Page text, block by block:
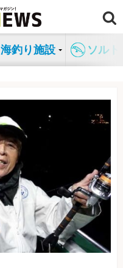
海釣り施設 ソル